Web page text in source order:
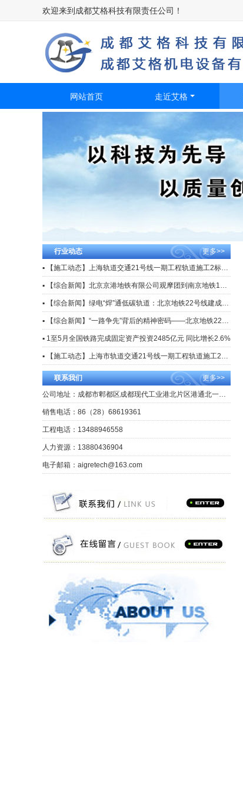
欢迎来到成都艾格科技有限责任公司！​
网站首页 走近艾格
更多>>
行业动态
▪ 【施工动态】上海轨道交通21号线一期工程轨道施工2标实现长轨通
▪ 【综合新闻】北京京港地铁有限公司观摩团到南京地铁1号线大修项目观摩交流
▪ 【综合新闻】绿电“焊”通低碳轨道：北京地铁22号线建成全市首条电驱智能焊轨生产线
▪ 【综合新闻】“一路争先”背后的精神密码——北京地铁22号线施工建设侧记
▪ 1至5月全国铁路完成固定资产投资2485亿元 同比增长2.6%
▪ 【施工动态】上海市轨道交通21号线一期工程轨道施工2标段焊轨施工正式启动
更多>>
联系我们
公司地址：成都市郫都区成都现代工业港北片区港通北一路39号
销售电话：86（28）68619361
工程电话：13488946558
人力资源：13880436904
电子邮箱：aigretech@163.com